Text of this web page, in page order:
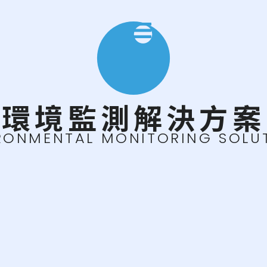
環境監測解決方案
MONITORING